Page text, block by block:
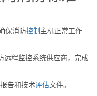
保消防控制 主机正常工作
远程监控系统供应商，完成
报告和技术评估文件。